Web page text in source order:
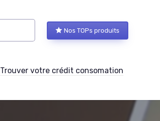
Nos TOPs produits
Trouver votre crédit consomation